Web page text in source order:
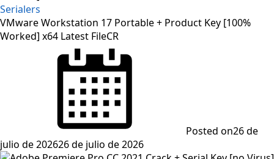
Serialers
VMware Workstation 17 Portable + Product Key [100%
Worked] x64 Latest FileCR
Posted on26 de
julio de 202626 de julio de 2026